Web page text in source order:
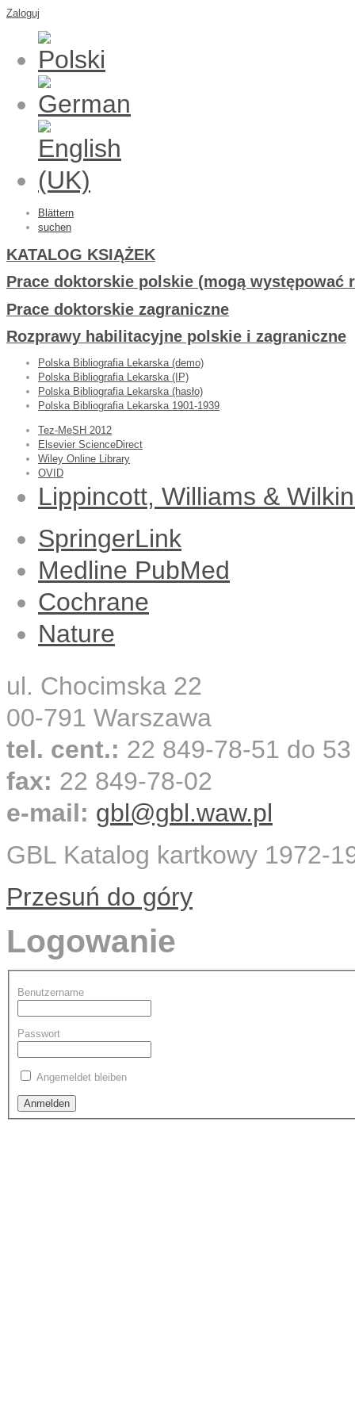
Zaloguj
Blättern
suchen
KATALOG KSIĄŻEK
Prace doktorskie polskie (mogą występować
Prace doktorskie zagraniczne
Rozprawy habilitacyjne polskie i zagraniczne
Polska Bibliografia Lekarska (demo)
Polska Bibliografia Lekarska (IP)
Polska Bibliografia Lekarska (hasło)
Polska Bibliografia Lekarska 1901-1939
Tez-MeSH 2012
Elsevier ScienceDirect
Wiley Online Library
OVID
Lippincott, Williams &
SpringerLink
Medline PubMed
Cochrane
Nature
ul. Chocimska 22
00-791 Warszawa
tel. cent.: 22 849-78-51 do 53
fax: 22 849-78-02
e-mail: gbl@gbl.waw.pl
GBL Katalog kartkowy 1972-
Przesuń do góry
Logowanie
Benutzername
Passwort
Angemeldet bleiben